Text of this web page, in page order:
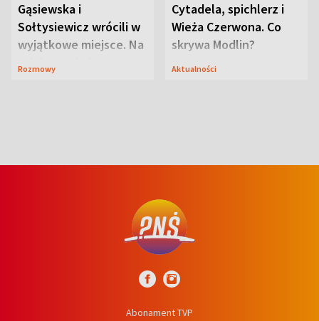
Gąsiewska i
Sołtysiewicz wrócili w
wyjątkowe miejsce. Na
szlaku czekał
Rozmowy
Cytadela, spichlerz i
Wieża Czerwona. Co
skrywa Modlin?
Aktualności
Abonament TVP